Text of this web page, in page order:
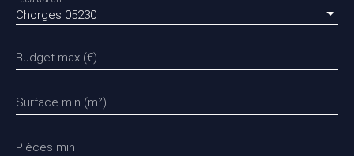
Chorges 05230
Budget max (€)
Surface min (m²)
Pièces min